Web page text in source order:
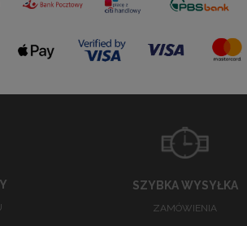
SZYBKA WYSYŁKA
ZAMÓWIENIA